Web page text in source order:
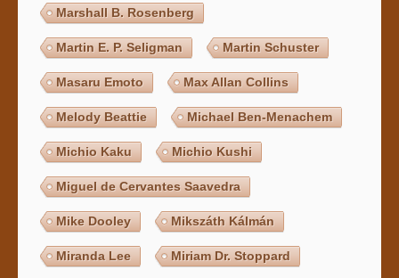
Marshall B. Rosenberg
Martin E. P. Seligman Martin Schuster
Masaru Emoto Max Allan Collins
Melody Beattie Michael Ben-Menachem
Michio Kaku Michio Kushi
Miguel de Cervantes Saavedra
Mike Dooley Mikszáth Kálmán
Miranda Lee Miriam Dr. Stoppard